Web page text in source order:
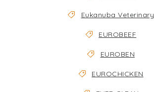
Eukanuba Veterinary
EUROBEEF
EUROBEN
EUROCHICKEN